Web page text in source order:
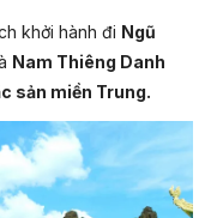
, nơi được mệnh
khởi hành đi Ngũ
Nam Thiêng Danh
sản miền Trung.